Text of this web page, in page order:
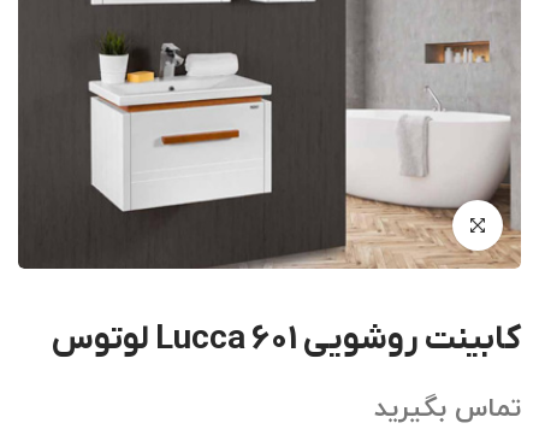
کابینت روشویی Lucca 601 لوتوس
تماس بگیرید